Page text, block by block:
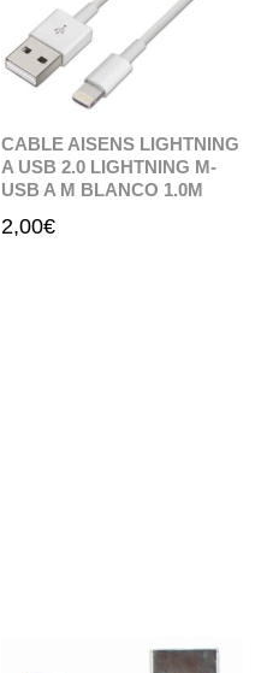
CABLE AISENS LIGHTNING
A USB 2.0 LIGHTNING M-
USB A M BLANCO 1.0M
2,00€